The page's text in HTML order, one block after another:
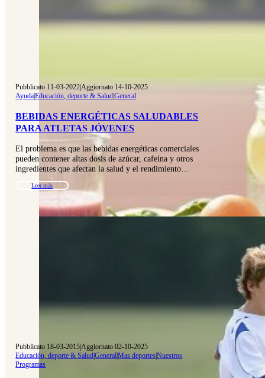
Pubblicato 11-03-2022|Aggiornato 14-10-2025
Ayuda|Educación, deporte & Salud|General
BEBIDAS ENERGÉTICAS SALUDABLES
PARA ATLETAS JÓVENES
El problema es que las bebidas energéticas comerciales
pueden contener altas dosis de azúcar, cafeína y otros
ingredientes que afectan la salud y el rendimiento…
Leer más
Pubblicato 18-03-2015|Aggiornato 02-10-2025
Educación, deporte & Salud|General|Mas deportes|Nuestros
Programas